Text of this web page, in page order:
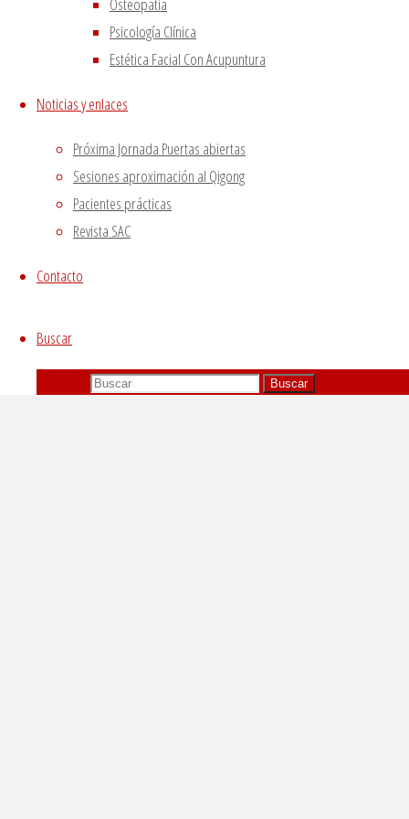
Psicología Clínica
Estética Facial Con Acupuntura
Noticias y enlaces
Próxima Jornada Puertas abiertas
Sesiones aproximación al Qigong
Pacientes prácticas
Revista SAC
Contacto
Buscar
Buscar